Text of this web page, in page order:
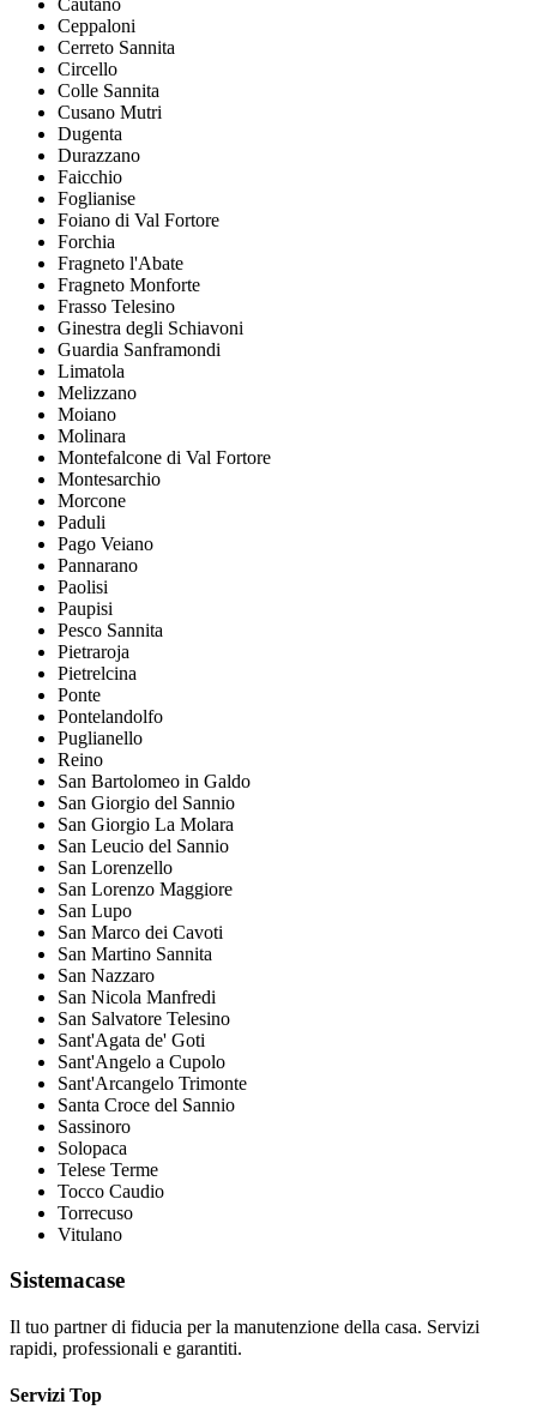
Ceppaloni
Cerreto Sannita
Circello
Colle Sannita
Cusano Mutri
Dugenta
Durazzano
Faicchio
Foglianise
Foiano di Val Fortore
Forchia
Fragneto l'Abate
Fragneto Monforte
Frasso Telesino
Ginestra degli Schiavoni
Guardia Sanframondi
Limatola
Melizzano
Moiano
Molinara
Montefalcone di Val Fortore
Montesarchio
Morcone
Paduli
Pago Veiano
Pannarano
Paolisi
Paupisi
Pesco Sannita
Pietraroja
Pietrelcina
Ponte
Pontelandolfo
Puglianello
Reino
San Bartolomeo in Galdo
San Giorgio del Sannio
San Giorgio La Molara
San Leucio del Sannio
San Lorenzello
San Lorenzo Maggiore
San Lupo
San Marco dei Cavoti
San Martino Sannita
San Nazzaro
San Nicola Manfredi
San Salvatore Telesino
Sant'Agata de' Goti
Sant'Angelo a Cupolo
Sant'Arcangelo Trimonte
Santa Croce del Sannio
Sassinoro
Solopaca
Telese Terme
Tocco Caudio
Torrecuso
Vitulano
Sistemacase
Il tuo partner di fiducia per la manutenzione della casa. Servizi
rapidi, professionali e garantiti.
Servizi Top